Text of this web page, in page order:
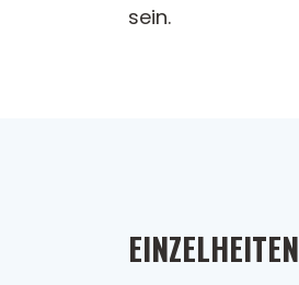
sein.
EINZELHEITEN